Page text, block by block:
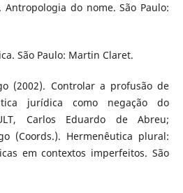
Antropologia do nome. São Paulo:
São Paulo: Martin Claret.
(2002). Controlar a profusão de
jurídica como negação do
Carlos Eduardo de Abreu;
(Coords.). Hermenêutica plural:
em contextos imperfeitos. São